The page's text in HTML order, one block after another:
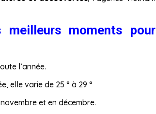
moments pour
l’année.
elle varie de 25 ° à 29 °
et en décembre.